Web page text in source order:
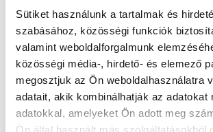
Sütiket használunk a tartalmak és
szabásához, közösségi funkciók
valamint weboldalforgalmunk
közösségi média-, hirdető- és elemező
megosztjuk az Ön weboldalhasználatra
adatait, akik kombinálhatják az adatokat
adatokkal, amelyeket Ön adott meg
Ön által használt más szolgáltatásokból
Zirner Ákos úszó, korcsolyázó
Patrovits (Patro) Károly labdarúgó -
nyilasok gyilkolták meg.
Holokauszt áldozat MTK szurkolók:
Békefi Miklós
Böhm Tibor (Karinthy Frigyes sógora)